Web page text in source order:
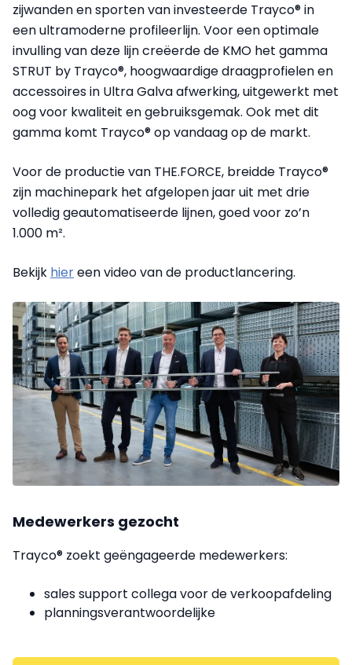
zijwanden en sporten van investeerde Trayco® in
een ultramoderne profileerlijn. Voor een optimale
invulling van deze lijn creëerde de KMO het gamma
STRUT by Trayco®, hoogwaardige draagprofielen en
accessoires in Ultra Galva afwerking, uitgewerkt met
oog voor kwaliteit en gebruiksgemak. Ook met dit
gamma komt Trayco® op vandaag op de markt.
Voor de productie van THE.FORCE, breidde Trayco®
zijn machinepark het afgelopen jaar uit met drie
volledig geautomatiseerde lijnen, goed voor zo’n
1.000 m².
Bekijk hiereen video van de productlancering.
Medewerkers gezocht
Trayco® zoekt geëngageerde medewerkers:
sales support collega voor de verkoopafdeling
planningsverantwoordelijke